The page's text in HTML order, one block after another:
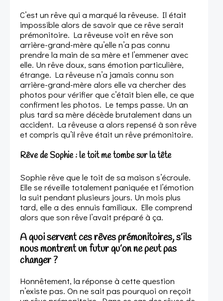
C’est un rêve qui a marqué la rêveuse. Il était
impossible alors de savoir que ce rêve serait
prémonitoire. La rêveuse voit en rêve son
arrière-grand-mère qu’elle n’a pas connu
prendre la main de sa mère et l’emmener avec
elle. Un rêve doux, sans émotion particulière,
étrange. La rêveuse n’a jamais connu son
arrière-grand-mère alors elle va chercher des
photos pour vérifier que c’était bien elle, ce que
confirment les photos. Le temps passe. Un an
plus tard sa mère décède brutalement dans un
accident. La rêveuse a alors repensé à son rêve
et compris qu’il rêve était un rêve prémonitoire.
Rêve de Sophie : le toit me tombe sur la tête
Sophie rêve que le toit de sa maison s’écroule.
Elle se réveille totalement paniquée et l’émotion
la suit pendant plusieurs jours. Un mois plus
tard, elle a des ennuis familiaux. Elle comprend
alors que son rêve l’avait préparé à ça.
A quoi servent ces rêves prémonitoires, s’ils
nous montrent un futur qu’on ne peut pas
changer ?
Honnêtement, la réponse à cette question
n’existe pas. On ne sait pas pourquoi on reçoit